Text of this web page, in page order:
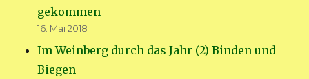
gekommen
16. Mai 2018
Im Weinberg durch das Jahr (2) Binden und
Biegen